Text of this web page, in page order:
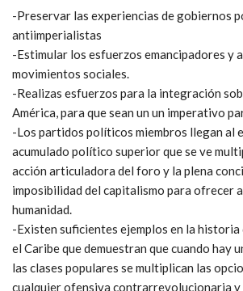
-Preservar las experiencias de gobiernos
antiimperialistas
-Estimular los esfuerzos emancipadores y
movimientos sociales.
-Realizas esfuerzos para la integración
América, para que sean un un imperativo
-Los partidos políticos miembros llegan al
acumulado político superior que se ve
acción articuladora del foro y la plena
imposibilidad del capitalismo para ofrecer
humanidad.
-Existen suficientes ejemplos en la historia
el Caribe que demuestran que cuando hay
las clases populares se multiplican las
cualquier ofensiva contrarrevolucionaria y